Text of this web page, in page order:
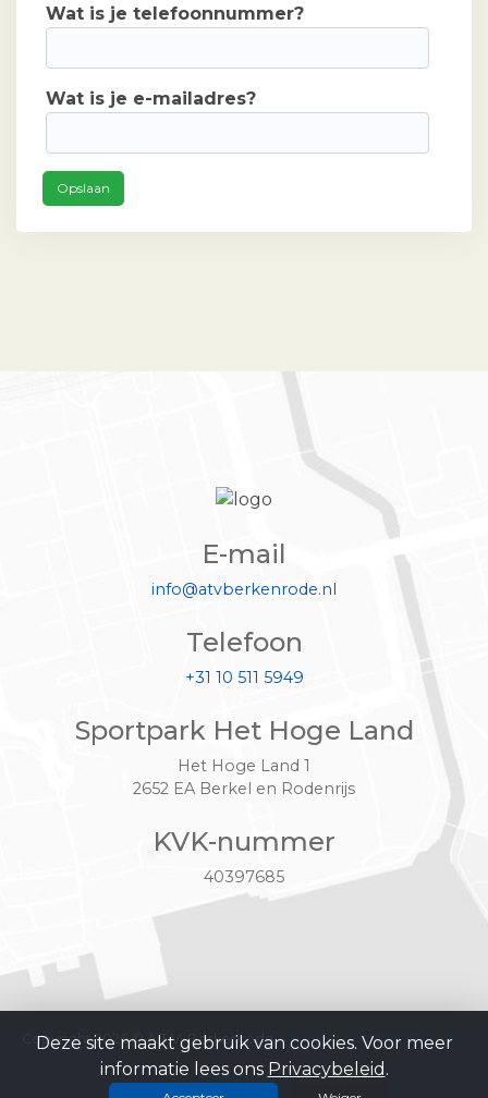
Wat is je telefoonnummer?
Wat is je e-mailadres?
Opslaan
E-mail
info@atvberkenrode.nl
Telefoon
+31 10 511 5949
Sportpark Het Hoge Land
Het Hoge Land 1
2652 EA Berkel en Rodenrijs
KVK-nummer
40397685
Copyright 2026 © A.T.V. Berkenrode - Powered by KNLTB.Club -
Built by LISA
Deze site maakt gebruik van cookies. Voor meer
informatie lees ons Privacybeleid .